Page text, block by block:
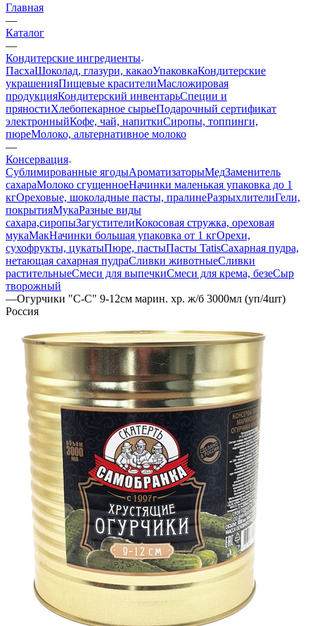
Главная
—
Каталог
—
Кондитерские ингредиенты
ПасхаШоколад, глазури, какаоУпаковкаКондитерские
украшенияПищевые красителиМасложировая
продукцияКондитерский инвентарьСпеции и
пряностиХлебопекарное сырьеПодарочный сертификат
электронныйКофе, чай, напиткиСиропы, топпинги,
пюреМолоко, альтернативное молоко
—
Консервация
Сублимированные ягодыАроматизаторыМедЗаменитель
сахараМолоко сгущенноеНачинки маленькая упаковка до 1
кгОреховые, шоколадные пасты, пралинеРазрыхлителиГели,
покрытияМукаРазные виды
сахара,сиропыЗагустителиКокосовая стружка, ореховая
мукаМакНачинки большая упаковка от 1 кгОрехи,
сухофрукты, цукатыПюре, пастыПасты TatisСахарная пудра,
нетающая сахарная пудраСливки животныеСливки
растительныеСмеси для выпечкиСмеси для крема, безеСыр
творожный
—Огурчики "С-С" 9-12см марин. хр. ж/б 3000мл (уп/4шт)
Россия